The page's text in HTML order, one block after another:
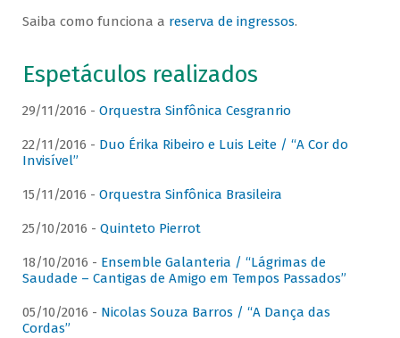
Saiba como funciona a reserva de ingressos.
Espetáculos realizados
29/11/2016 - Orquestra Sinfônica Cesgranrio
22/11/2016 - Duo Érika Ribeiro e Luis Leite / “A Cor do
Invisível”
15/11/2016 - Orquestra Sinfônica Brasileira
25/10/2016 - Quinteto Pierrot
18/10/2016 - Ensemble Galanteria / “Lágrimas de
Saudade – Cantigas de Amigo em Tempos Passados”
05/10/2016 - Nicolas Souza Barros / “A Dança das
Cordas”